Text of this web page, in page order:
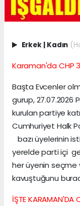
Erkek | Kadın
Karaman'da CHP
Başta Evcenler
gurup, 27.07.2026
kurulan partiye
Cumhuriyet Halk
bazı üyelerinin
yerelde parti içi
her üyenin seçme
kavuştuğunu
İŞTE KARAMAN'DA